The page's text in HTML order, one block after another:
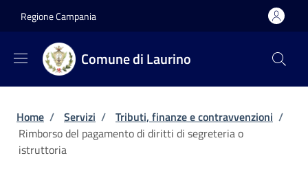
Regione Campania
Comune di Laurino
Briciole di pane
Home / Servizi / Tributi, finanze e contravvenzioni /
Rimborso del pagamento di diritti di segreteria o
istruttoria